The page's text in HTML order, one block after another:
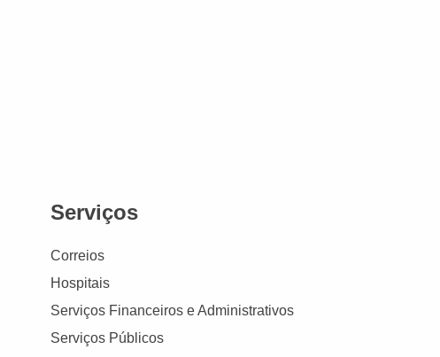
Serviços
Correios
Hospitais
Serviços Financeiros e Administrativos
Serviços Públicos